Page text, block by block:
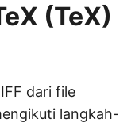
(TeX)
dari file
langkah-